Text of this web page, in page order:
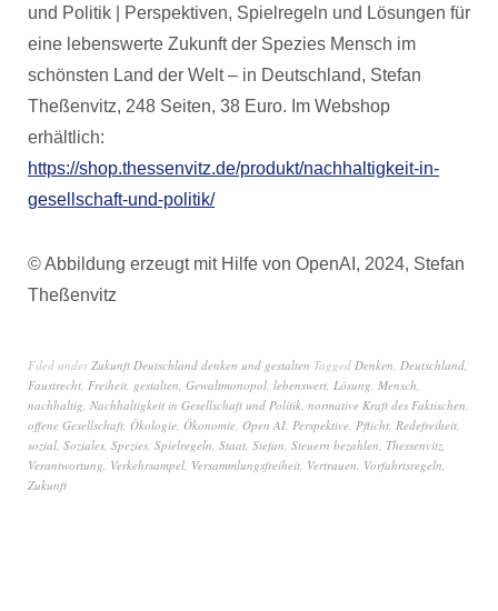
und Politik | Perspektiven, Spielregeln und Lösungen für
eine lebenswerte Zukunft der Spezies Mensch im
schönsten Land der Welt – in Deutschland, Stefan
Theßenvitz, 248 Seiten, 38 Euro. Im Webshop
erhältlich:
https://shop.thessenvitz.de/produkt/nachhaltigkeit-in-
gesellschaft-und-politik/
© Abbildung erzeugt mit Hilfe von OpenAI, 2024, Stefan
Theßenvitz
Filed underZukunft Deutschland denken und gestalten Tagged Denken, Deutschland,
Faustrecht, Freiheit, gestalten, Gewaltmonopol, lebenswert, Lösung, Mensch,
nachhaltig, Nachhaltigkeit in Gesellschaft und Politik, normative Kraft des Faktischen,
offene Gesellschaft, Ökologie, Ökonomie, Open AI, Perspektive, Pflicht, Redefreiheit,
sozial, Soziales, Spezies, Spielregeln, Staat, Stefan, Steuern bezahlen, Thessenvitz,
Verantwortung, Verkehrsampel, Versammlungsfreiheit, Vertrauen, Vorfahrtsregeln,
Zukunft